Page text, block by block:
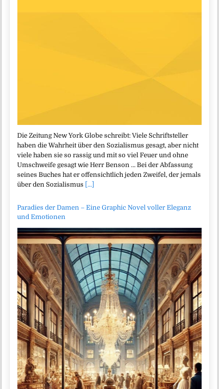
Die Zeitung New York Globe schreibt: Viele Schriftsteller
haben die Wahrheit über den Sozialismus gesagt, aber nicht
viele haben sie so rassig und mit so viel Feuer und ohne
Umschweife gesagt wie Herr Benson … Bei der Abfassung
seines Buches hat er offensichtlich jeden Zweifel, der jemals
über den Sozialismus [...]
Paradies der Damen – Eine Graphic Novel voller Eleganz
und Emotionen